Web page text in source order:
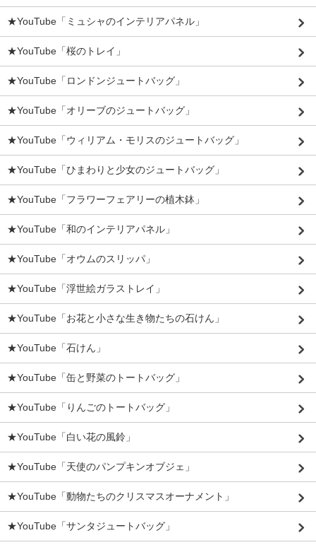
★YouTube「ミュシャのインテリアパネル」
★YouTube「桜のトレイ」
★YouTube「ロンドンジュートバッグ」
★YouTube「オリーブのジュートバッグ」
★YouTube「ウィリアム・モリスのジュートバッグ」
★YouTube「ひまわりと少女のジュートバッグ」
★YouTube「フラワーフェアリーの植木鉢」
★YouTube「和のインテリアパネル」
★YouTube「オウムのスリッパ」
★YouTube「浮世絵ガラストレイ」
★YouTube「お花と小さな生き物たちの石けん」
★YouTube「石けん」
★YouTube「缶と野菜のトートバッグ」
★YouTube「りんごのトートバッグ」
★YouTube「白い花の風鈴」
★YouTube「天使のパンプキンオブジェ」
★YouTube「動物たちのクリスマスオーナメント」
★YouTube「サンタジュートバッグ」